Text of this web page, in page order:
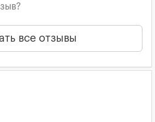
все отзывы